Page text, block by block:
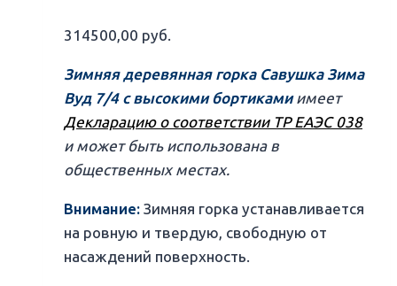
314500,00 руб.
Зимняя деревянная горка Савушка Зима
Вуд 7/4 с высокими бортикамиимеет
Декларацию о соответствии ТР ЕАЭС 038
и может быть использована в
общественных местах.
Внимание: Зимняя горка устанавливается
на ровную и твердую, свободную от
насаждений поверхность.